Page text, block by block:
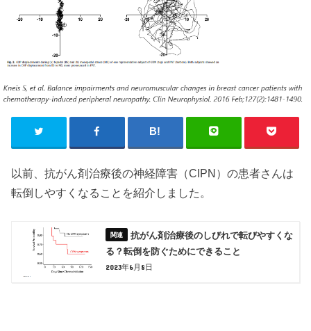
以前、抗がん剤治療後の神経障害（CIPN）の患者さんは
転倒しやすくなることを紹介しました。
抗がん剤治療後のしびれで転びやすくな
る？転倒を防ぐためにできること
2023年6月8日